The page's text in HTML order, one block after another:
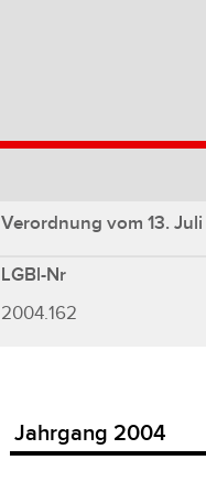
Verordnung vom 13.
LGBl-Nr
2004.162